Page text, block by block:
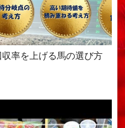
率を上げる馬の選び方